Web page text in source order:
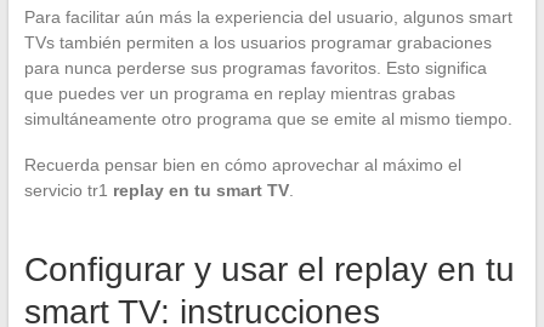
Para facilitar aún más la experiencia del usuario, algunos smart
TVs también permiten a los usuarios programar grabaciones
para nunca perderse sus programas favoritos. Esto significa
que puedes ver un programa en replay mientras grabas
simultáneamente otro programa que se emite al mismo tiempo.
Recuerda pensar bien en cómo aprovechar al máximo el
servicio tr1 replay en tu smart TV.
Configurar y usar el replay en tu
smart TV: instrucciones